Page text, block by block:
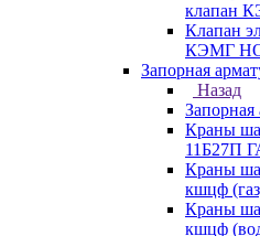
клапан
Клапан
КЭМГ
Запорная
Назад
Запорная
Краны
11Б27П
Краны
кшцф
Краны
кшцф